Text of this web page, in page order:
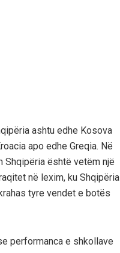
ashtu edhe Kosova
apo edhe Greqia. Në
Shqipëria është vetëm një
në lexim, ku Shqipëria
tyre vendet e botës
performanca e shkollave